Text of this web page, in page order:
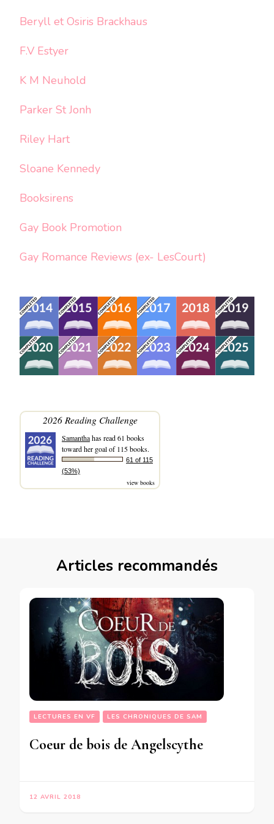
Beryll et Osiris Brackhaus
F.V Estyer
K M Neuhold
Parker St Jonh
Riley Hart
Sloane Kennedy
Booksirens
Gay Book Promotion
Gay Romance Reviews (ex- LesCourt)
2026 Reading Challenge
Samanthahas read 61 books
toward her goal of 115 books.
61 of 115
(53%)
view books
Articles recommandés
LECTURES EN VF LES CHRONIQUES DE SAM
Coeur de bois de Angelscythe
12 AVRIL 2018